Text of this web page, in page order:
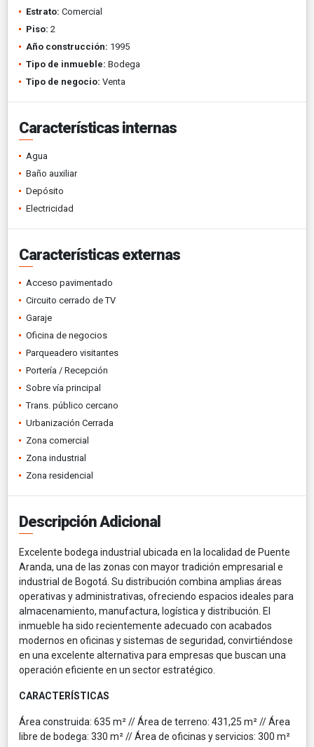
Estrato: Comercial
Piso: 2
Año construcción: 1995
Tipo de inmueble: Bodega
Tipo de negocio: Venta
Características internas
Agua
Baño auxiliar
Depósito
Electricidad
Características externas
Acceso pavimentado
Circuito cerrado de TV
Garaje
Oficina de negocios
Parqueadero visitantes
Portería / Recepción
Sobre vía principal
Trans. público cercano
Urbanización Cerrada
Zona comercial
Zona industrial
Zona residencial
Descripción Adicional
Excelente bodega industrial ubicada en la localidad de Puente
Aranda, una de las zonas con mayor tradición empresarial e
industrial de Bogotá. Su distribución combina amplias áreas
operativas y administrativas, ofreciendo espacios ideales para
almacenamiento, manufactura, logística y distribución. El
inmueble ha sido recientemente adecuado con acabados
modernos en oficinas y sistemas de seguridad, convirtiéndose
en una excelente alternativa para empresas que buscan una
operación eficiente en un sector estratégico.
CARACTERÍSTICAS
Área construida: 635 m² // Área de terreno: 431,25 m² // Área
libre de bodega: 330 m² // Área de oficinas y servicios: 300 m²